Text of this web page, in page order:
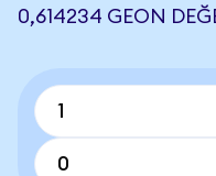
0,614234 GEON